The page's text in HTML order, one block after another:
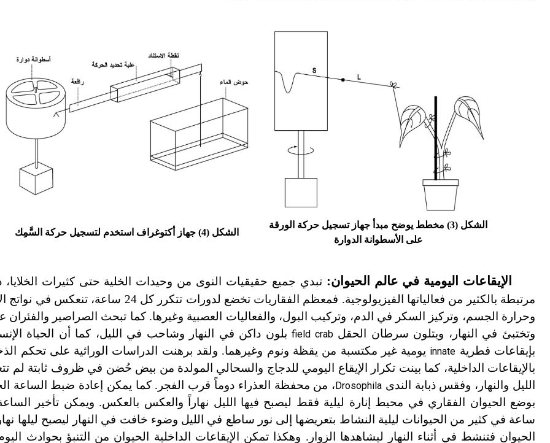
الشكل (3)
مخطط يوضح مبدأ جهاز تسجيل حركة الورقة
على الأسطوانة الدوارة
الشكل (4) جهاز أكتوغراف استخدم لتسجيل حركة السَّمِك
الإيقاعات اليومية في عالم الحيوان: تبدي جميع حقيقيات النوى من وحيدات الخلية حتى كثيرات الخلايا،
مرتبطة بالكثير من فعالياتها الفيزيولوجية. فمعظم الفقاريات تخضع لدورات تتكرر
وحرارة الجسم، وتركيز السكر في الدم، وتركيب البول، والفعاليات العصبية وغيرها. كما تبحث الصراصير والفئران
وتختبئ في النهار، ويتلون سرطان الحقلfield crabبلون داكن في النهار وشاحب في الليل، كما أن الحياة
بإيقاعات فطرية innate يومية غير مكتسبة من يقظة ونوم وغيرهما. ولقد برهنت الدراسات الوراثية على تحكم
بالإيقاعات الداخلية، كما بينت تكرار الإيقاع اليومي للدجاج والسحالي المولدة من بيض حُضن في ظروف ثابتة لم
الليل والنهار، وفقس ذبابة الندى Drosophila، من محفظة العذراء دوماً قرب الفجر. كما يمكن إعادة ضبط الساعة
ساعة في كثير من الحيوانات ليلية النشاط بتعريضها إلى نور ساطع في الليل وضوء خافت في النهار ليصبح ليلها
الحيوان فتنشط في أثناء النهار ليشاهدها الزوار. وهكذا تمكن الإيقاعات الداخلية الحيوان من التنبؤ بحوادث